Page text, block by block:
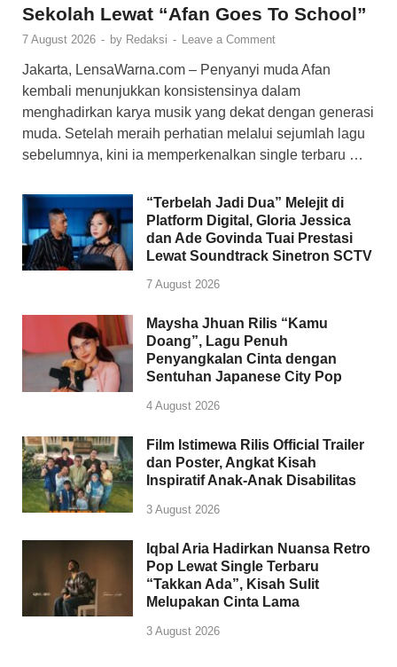
Sekolah Lewat “Afan Goes To School”
7 August 2026 - by Redaksi - Leave a Comment
Jakarta, LensaWarna.com – Penyanyi muda Afan
kembali menunjukkan konsistensinya dalam
menghadirkan karya musik yang dekat dengan generasi
muda. Setelah meraih perhatian melalui sejumlah lagu
sebelumnya, kini ia memperkenalkan single terbaru …
“Terbelah Jadi Dua” Melejit di
Platform Digital, Gloria Jessica
dan Ade Govinda Tuai Prestasi
Lewat Soundtrack Sinetron SCTV
7 August 2026
Maysha Jhuan Rilis “Kamu
Doang”, Lagu Penuh
Penyangkalan Cinta dengan
Sentuhan Japanese City Pop
4 August 2026
Film Istimewa Rilis Official Trailer
dan Poster, Angkat Kisah
Inspiratif Anak-Anak Disabilitas
3 August 2026
Iqbal Aria Hadirkan Nuansa Retro
Pop Lewat Single Terbaru
“Takkan Ada”, Kisah Sulit
Melupakan Cinta Lama
3 August 2026